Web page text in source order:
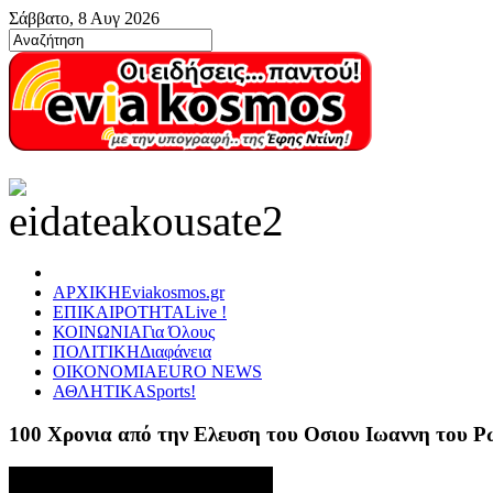
Σάββατο, 8 Αυγ 2026
ΑΡΧΙΚΗEviakosmos.gr
ΕΠΙΚΑΙΡΟΤΗΤΑLive !
ΚΟΙΝΩΝΙΑΓια Όλους
ΠΟΛΙΤΙΚΗΔιαφάνεια
ΟΙΚΟΝΟΜΙΑEURO NEWS
ΑΘΛΗΤΙΚΑSports!
100 Χρονια από την Ελευση του Οσιου Ιωαννη του